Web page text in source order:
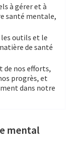
à gérer et à
santé mentale,
outils et le
de santé
de nos efforts,
progrès, et
dans notre
mental